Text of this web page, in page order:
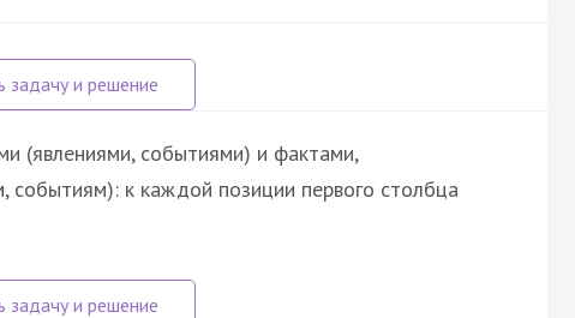
(явлениями, событиями) и фактами,
событиям): к каждой позиции первого столбца